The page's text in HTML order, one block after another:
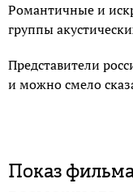
Романтичные и
группы
Представители
и можно смело
Показ